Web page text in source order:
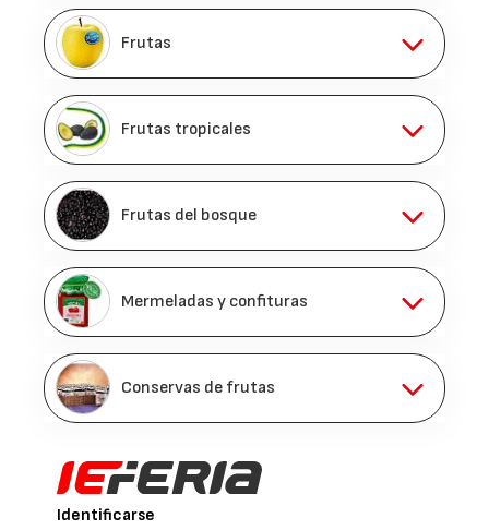
Frutas
Frutas tropicales
Frutas del bosque
Mermeladas y confituras
Conservas de frutas
Identificarse